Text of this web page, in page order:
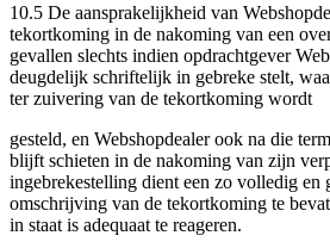
10.5 De aansprakelijkheid van
tekortkoming in de nakoming van een
gevallen slechts indien opdrachtgever
deugdelijk schriftelijk in gebreke stelt,
ter zuivering van de tekortkoming wordt
gesteld, en Webshopdealer ook na die
blijft schieten in de nakoming van zijn
ingebrekestelling dient een zo volledig en
omschrijving van de tekortkoming te
in staat is adequaat te reageren.